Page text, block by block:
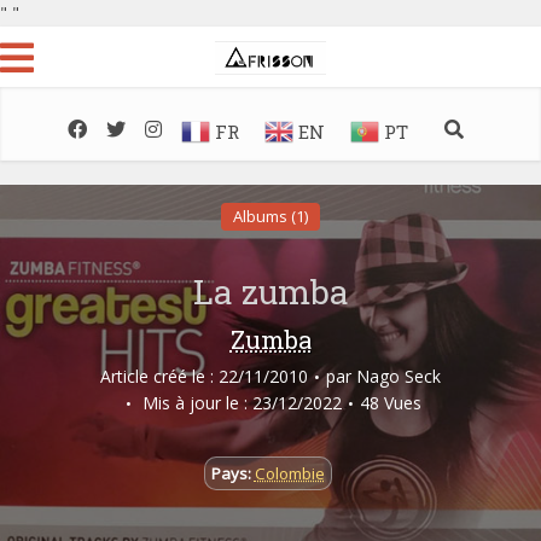
" "
FR EN PT
Albums (1)
La zumba
Zumba
Article créé le : 22/11/2010 par Nago Seck
Mis à jour le : 23/12/2022
48 Vues
Pays: Colombie